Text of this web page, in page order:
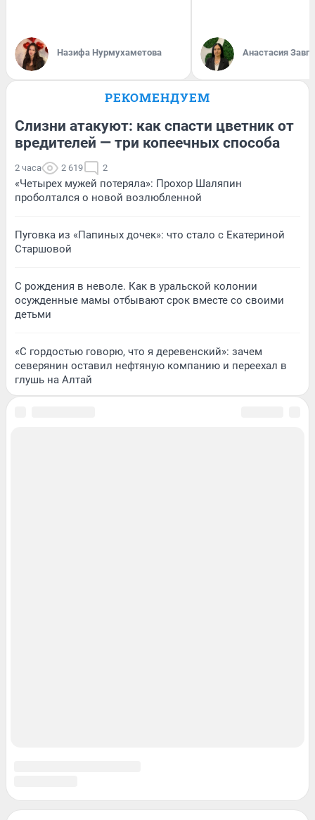
Назифа Нурмухаметова Анастасия
РЕКОМЕНДУЕМ
Слизни атакуют: как спасти цветник от
вредителей — три копеечных способа
2 часа 2 619 2
«Четырех мужей потеряла»: Прохор Шаляпин
проболтался о новой возлюбленной
Пуговка из «Папиных дочек»: что стало с Екатериной
Старшовой
С рождения в неволе. Как в уральской колонии
осужденные мамы отбывают срок вместе со своими
детьми
«С гордостью говорю, что я деревенский»: зачем
северянин оставил нефтяную компанию и переехал в
глушь на Алтай